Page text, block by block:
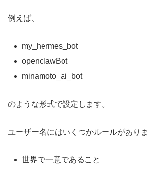
例えば、
my_hermes_bot
openclawBot
minamoto_ai_bot
のような形式で設定します。
ユーザー名にはいくつかルールがありま
世界で一意であること